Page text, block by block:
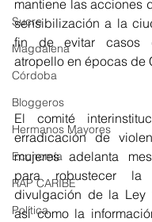
Sucre
Magdalena
Córdoba
Bloggeros
Hermanos Mayores
Economía
RAP CARIBE
Política
mantiene las acciones
sensibilización a la
fin de evitar casos
atropello en épocas de
El comité
erradicación de
mujeres adelanta
para robustecer la
divulgación de la Ley
así como la